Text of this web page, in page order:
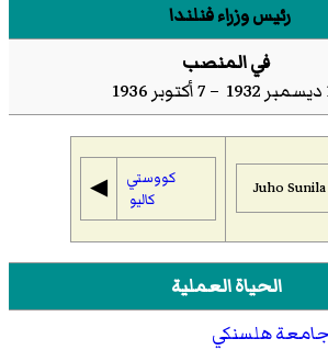
رئيس وزراء فنلندا
في المنصب
Juho Sunila
كووستي
كاليو
◀︎
الحياة العملية
هلسنكي